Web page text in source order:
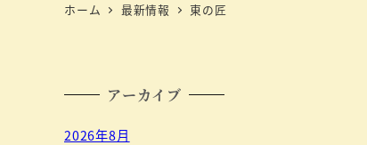
ホーム 最新情報 東の匠
アーカイブ
2026年8月